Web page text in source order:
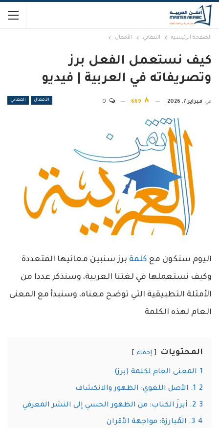
الصفحة الرئيسية المعاني الأفعال
كيف نستعمل الفعل برز
وتصريفاته في العربية | فيديو
الأفعال المعاني في فبراير 7, 2026
اليوم سنكون مع كلمة برز سنبين معانيها المتعددة
وكيف نستعملها في لغتنا العربية، وسنذكر عددا من
الأمثلة التطبيقية التي توضح معناه، وسنبدأ مع المعنى
العام لهذه الكلمة
المحتويات إخفاء
1 المعنى العام لكلمة (برز)
2 1. الأصل اللغوي: الظهور والانكشاف
3 2. أبرزَ الكتاب: من الظهور الحسي إلى النشر المعرفي
4 3. المُبارزة: مواجهة الأقران